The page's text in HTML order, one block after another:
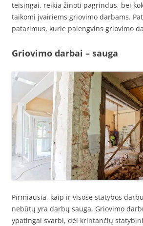
teisingai, reikia žinoti pagrindus, bei
taikomi įvairiems griovimo darbams.
patarimus, kurie palengvins griovimo
Griovimo darbai – sauga
Pirmiausia, kaip ir visose statybos
nebūtų yra darbų sauga. Griovimo
ypatingai svarbi, dėl krintančių